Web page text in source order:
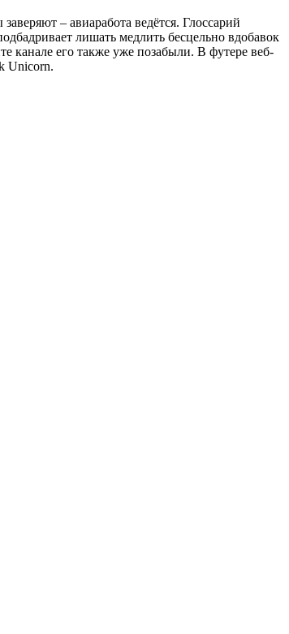
– авиаработа ведётся. Глоссарий
лишать медлить бесцельно вдобавок
канале его также уже позабыли. В футере веб-
Unicorn.